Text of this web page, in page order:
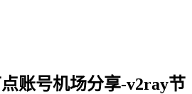
账号机场分享-v2ray节